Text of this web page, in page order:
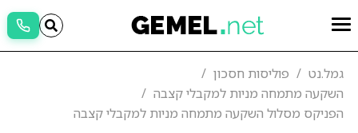
גמל.נט
פוליסות חסכון
השקעה מתמחה מניות למקבלי קצבה
הפניקס מסלול השקעה מתמחה מניות למקבלי קצבה